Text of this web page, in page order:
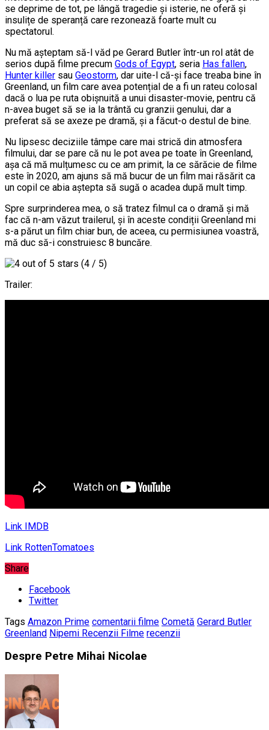
se deprime de tot, pe lângă tragedie și isterie, ne oferă și
insulițe de speranță care rezonează foarte mult cu
spectatorul.
Nu mă așteptam să-l văd pe Gerard Butler într-un rol atât de
serios după filme precum Gods of Egypt, seria Has fallen,
Hunter killer sau Geostorm, dar uite-l că-și face treaba bine în
Greenland, un film care avea potențial de a fi un rateu colosal
dacă o lua pe ruta obișnuită a unui disaster-movie, pentru că
n-avea buget să se ia la trântă cu granzii genului, dar a
preferat să se axeze pe dramă, și a făcut-o destul de bine.
Nu lipsesc deciziile tâmpe care mai strică din atmosfera
filmului, dar se pare că nu le pot avea pe toate în Greenland,
așa că mă mulțumesc cu ce am primit, la ce sărăcie de filme
este în 2020, am ajuns să mă bucur de un film mai răsărit ca
un copil ce abia aștepta să sugă o acadea după mult timp.
Spre surprinderea mea, o să tratez filmul ca o dramă și mă
fac că n-am văzut trailerul, și în aceste condiții Greenland mi
s-a părut un film chiar bun, de aceea, cu permisiunea voastră,
mă duc să-i construiesc 8 buncăre.
(4 / 5)
Trailer:
Link IMDB
Link RottenTomatoes
Share
Facebook
Twitter
Tags Amazon Prime comentarii filme Cometă Gerard Butler
Greenland Nipemi Recenzii Filme recenzii
Despre Petre Mihai Nicolae